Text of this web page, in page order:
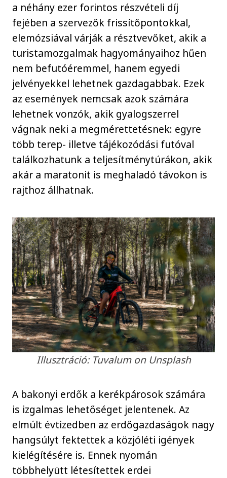
a néhány ezer forintos részvételi díj
fejében a szervezők frissítőpontokkal,
elemózsiával várják a résztvevőket, akik a
turistamozgalmak hagyományaihoz hűen
nem befutóéremmel, hanem egyedi
jelvényekkel lehetnek gazdagabbak. Ezek
az események nemcsak azok számára
lehetnek vonzók, akik gyalogszerrel
vágnak neki a megmérettetésnek: egyre
több terep- illetve tájékozódási futóval
találkozhatunk a teljesítménytúrákon, akik
akár a maratonit is meghaladó távokon is
rajthoz állhatnak.
Illusztráció: Tuvalum on Unsplash
A bakonyi erdők a kerékpárosok számára
is izgalmas lehetőséget jelentenek. Az
elmúlt évtizedben az erdőgazdaságok nagy
hangsúlyt fektettek a közjóléti igények
kielégítésére is. Ennek nyomán
többhelyütt létesítettek erdei